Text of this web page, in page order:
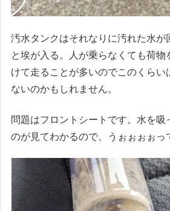
汚水タンクはそれなりに汚れた水が
と埃が入る。人が乗らなくても荷
けて走ることが多いのでこのくら
ないのかもしれません。
問題はフロントシートです。水を吸
のが見てわかるので、うぉぉぉぉっ